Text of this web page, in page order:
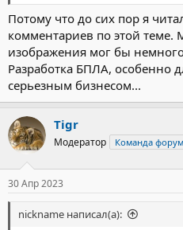
Потому что до сих пор я
комментариев по этой теме.
изображения мог бы
Разработка БПЛА, особенно
серьезным бизнесом...
Tigr
Модератор Команда
30 Апр 2023
nickname написал(а):